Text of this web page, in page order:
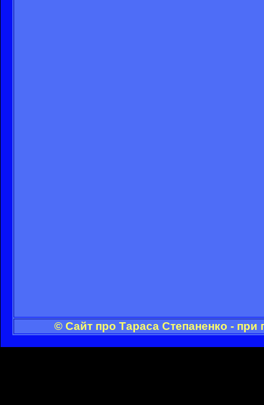
© Сайт про Тараса Степаненко -